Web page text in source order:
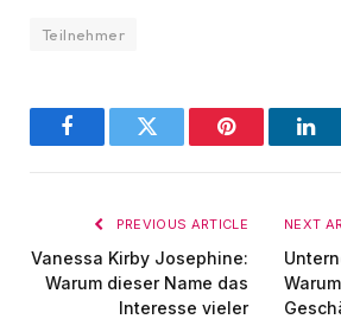
Teilnehmer
FacebookTwitter Pinterest
PREVIOUS ARTICLE
Vanessa Kirby Josephine:
Warum dieser Name das
Interesse vieler
NEXT